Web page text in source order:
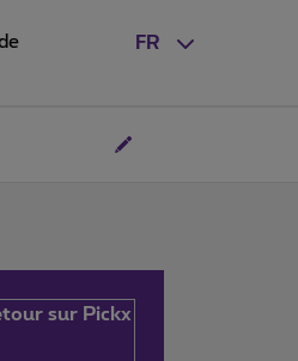
FR
sur Pickx